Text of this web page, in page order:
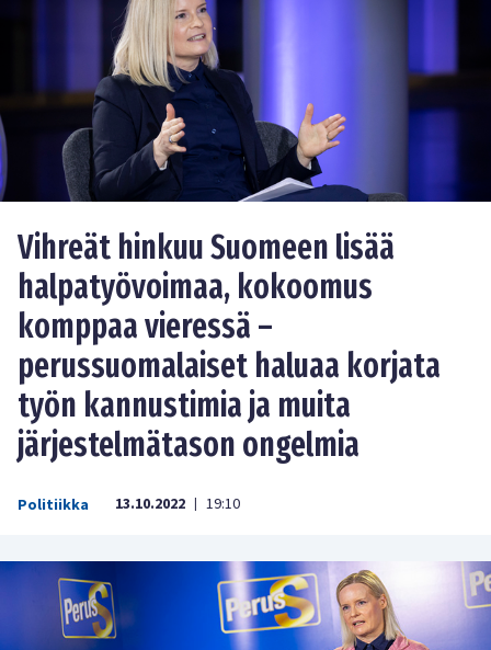
Vihreät hinkuu Suomeen lisää
halpatyövoimaa, kokoomus
komppaa vieressä –
perussuomalaiset haluaa korjata
työn kannustimia ja muita
järjestelmätason ongelmia
Politiikka 13.10.2022 | 19:10